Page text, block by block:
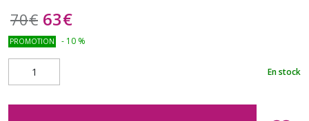
70€ 63€
PROMOTION - 10 %
En stock